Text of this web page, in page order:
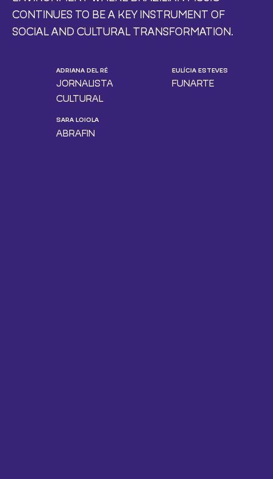
CONTINUES TO BE A KEY INSTRUMENT OF
SOCIAL AND CULTURAL TRANSFORMATION.
ADRIANA DEL RÉ
JORNALISTA
CULTURAL
EULÍCIA ESTEVES
FUNARTE
SARA LOIOLA
ABRAFIN